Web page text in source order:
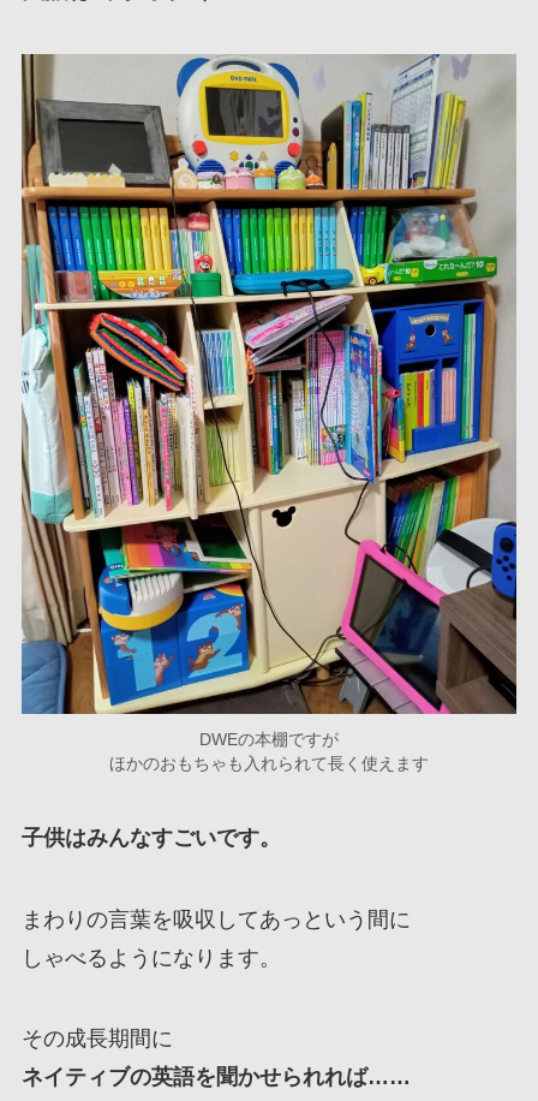
DWEの本棚ですが
ほかのおもちゃも入れられて長く使えます
子供はみんなすごいです。
まわりの言葉を吸収してあっという間に
しゃべるようになります。
その成長期間に
ネイティブの英語を聞かせられれば……